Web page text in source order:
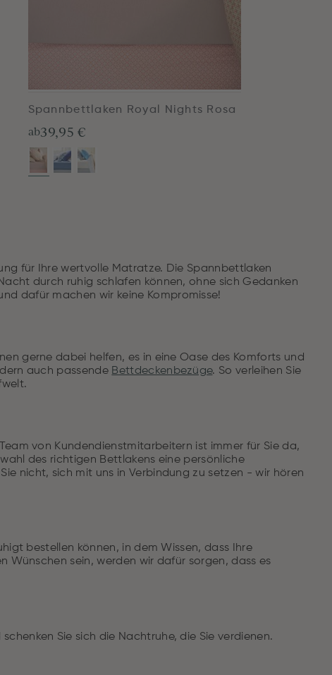
Spannbettlaken Royal Nights Rosa
ab39,95 €
für Ihre wertvolle Matratze. Die Spannbettlaken
durch ruhig schlafen können, ohne sich Gedanken
dafür machen wir keine Kompromisse!
gerne dabei helfen, es in eine Oase des Komforts und
auch passende Bettdeckenbezüge. So verleihen Sie
von Kundendienstmitarbeitern ist immer für Sie da,
des richtigen Bettlakens eine persönliche
nicht, sich mit uns in Verbindung zu setzen - wir hören
bestellen können, in dem Wissen, dass Ihre
Wünschen sein, werden wir dafür sorgen, dass es
schenken Sie sich die Nachtruhe, die Sie verdienen.